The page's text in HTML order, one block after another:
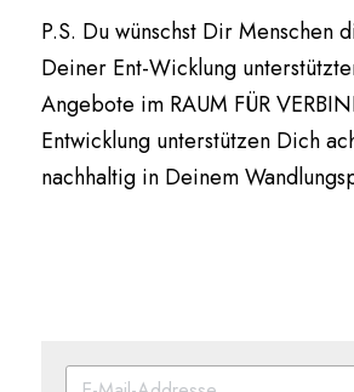
P.S. Du wünschst Dir Menschen
Deiner Ent-Wicklung
Angebote im RAUM FÜR
Entwicklung unterstützen Dich
nachhaltig in Deinem